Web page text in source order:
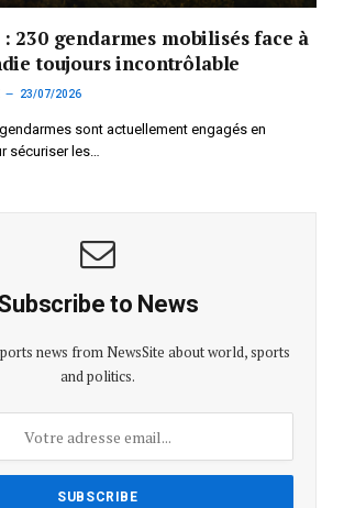
230 gendarmes mobilisés face à
toujours incontrôlable
23/07/2026
sont actuellement engagés en
sécuriser les…
to News
news from NewsSite about world, sports
and politics.